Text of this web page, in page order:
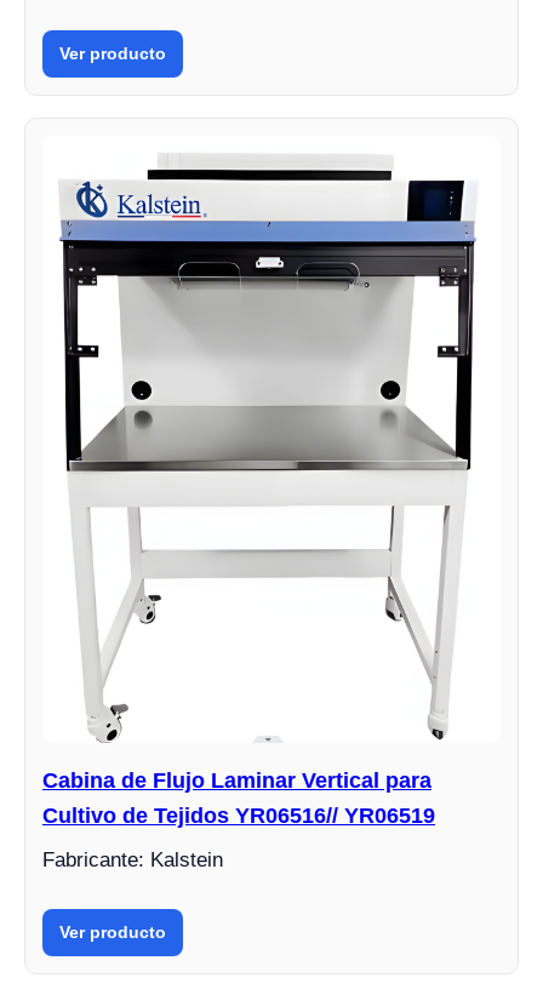
Ver producto
Cabina de Flujo Laminar Vertical para
Cultivo de Tejidos YR06516// YR06519
Fabricante: Kalstein
Ver producto